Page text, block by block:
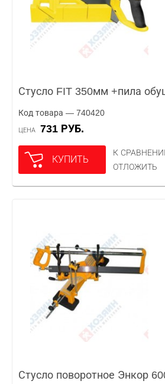
Стусло FIT 350мм +пила
Код товара — 740420
ЦЕНА 731 РУБ.
КУПИТЬ
К
ОТЛОЖИТЬ
Стусло поворотное Энкор